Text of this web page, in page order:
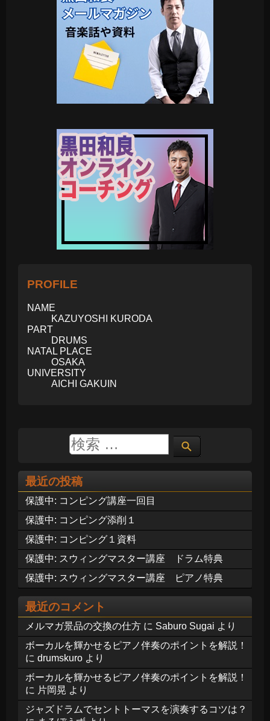
PROFILE
NAME
KAZUYOSHI KURODA
PART
DRUMS
NATAL PLACE
OSAKA
UNIVERSITY
AICHI GAKUIN
最近の投稿
保護中: コンピング講座一回目
保護中: コンピング添削１
保護中: コンピング１資料
保護中: スウィングマスター講座 ドラム特典
保護中: スウィングマスター講座 ピアノ特典
最近のコメント
メルマガ景品の交換の仕方 に Saburo Sugai より
ボーカルを輝かせるピアノ伴奏のポイントを解説！
に drumskuro より
ボーカルを輝かせるピアノ伴奏のポイントを解説！
に 片岡晃 より
ジャズドラムでセントトーマスを演奏するコツは？